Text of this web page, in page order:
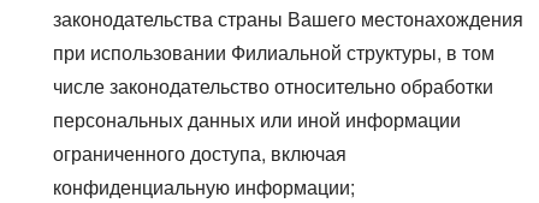
законодательства страны Вашего местонахождения
при использовании Филиальной структуры, в том
числе законодательство относительно обработки
персональных данных или иной информации
ограниченного доступа, включая
конфиденциальную информации;